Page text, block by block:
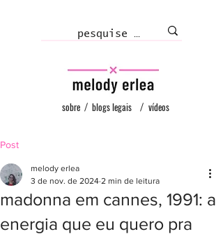
sobre / blogs legais / vídeos
Post
madonna em cannes, 1991: a
energia que eu quero pra
melody erlea
3 de nov. de 2024 2 min de leitura